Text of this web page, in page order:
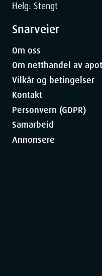
Helg: Stengt
Snarveier
Om oss
Om netthandel av
Vilkår og betingelser
Kontakt
Personvern (GDPR)
Samarbeid
Annonsere